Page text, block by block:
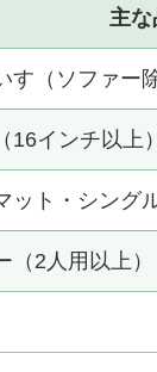
主な
す（ソファー
16インチ以上
ット・シング
（2人用以上）